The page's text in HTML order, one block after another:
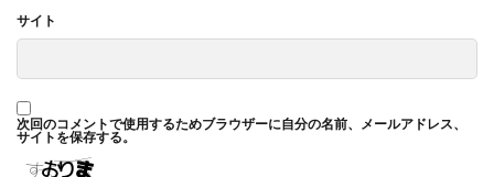
サイト
次回のコメントで使用するためブラウザーに自分の名前、メールアドレス、
サイトを保存する。